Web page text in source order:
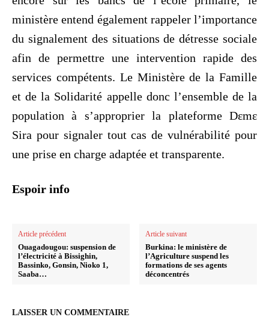
ministère entend également rappeler l’importance
du signalement des situations de détresse sociale
afin de permettre une intervention rapide des
services compétents. Le Ministère de la Famille
et de la Solidarité appelle donc l’ensemble de la
population à s’approprier la plateforme Dɛmɛ
Sira pour signaler tout cas de vulnérabilité pour
une prise en charge adaptée et transparente.
Espoir info
Article précédent
Ouagadougou: suspension de
l’électricité à Bissighin,
Bassinko, Gonsin, Nioko 1,
Saaba…
Article suivant
Burkina: le ministère de
l’Agriculture suspend les
formations de ses agents
déconcentrés
LAISSER UN COMMENTAIRE